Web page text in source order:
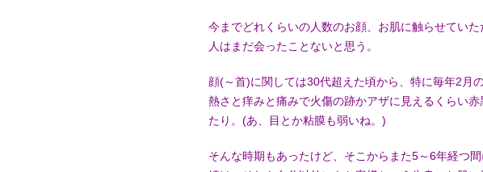
今までどれくらいの人数のお顔、お肌に触らせてい
人はまだ会ったことないと思う。
顔(～首)に関しては30代超えた頃から、特に毎年2月
熱さと痒みと痛みで火傷の跡かアザに見えるくらい
たり。(あ、目とか粘膜も弱いね。)
そんな時期もあったけど、そこからまた5～6年経つ